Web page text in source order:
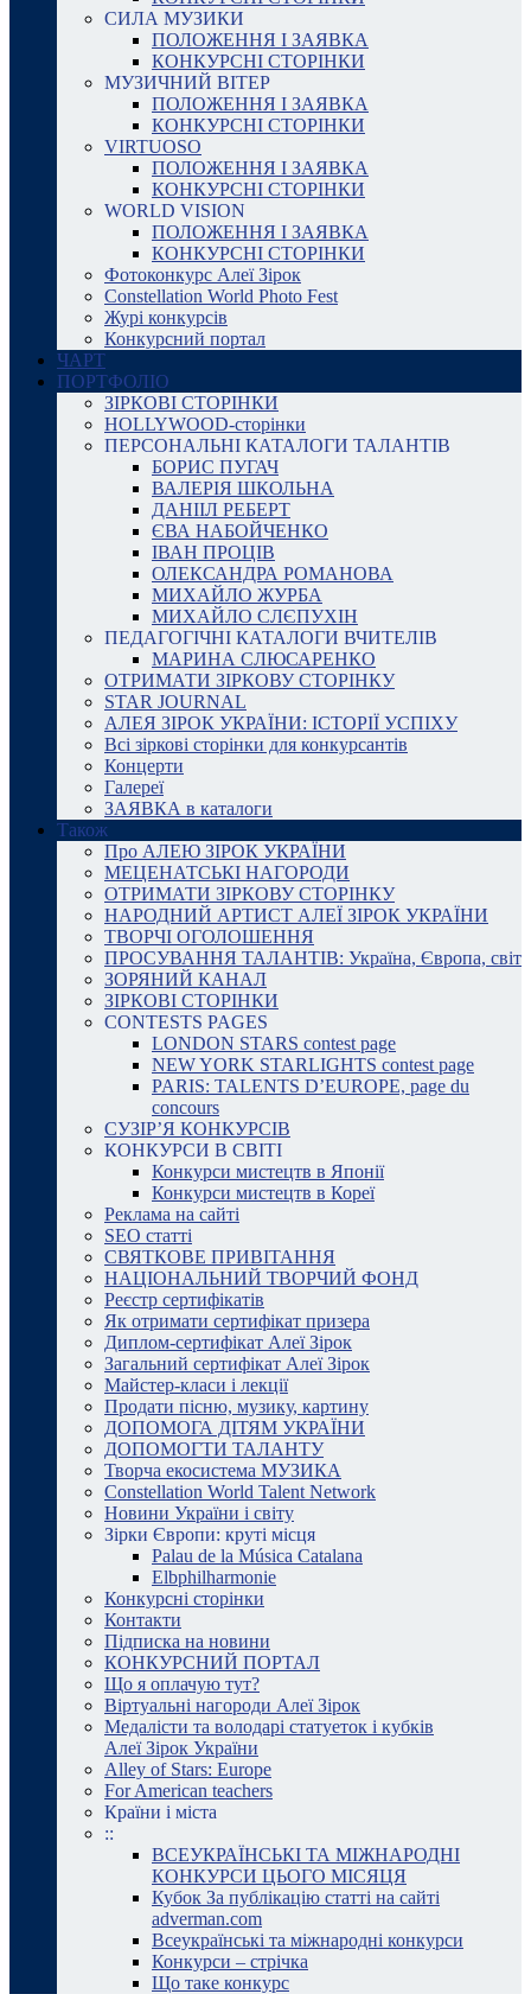
СИЛА МУЗИКИ
ПОЛОЖЕННЯ І ЗАЯВКА
КОНКУРСНІ СТОРІНКИ
МУЗИЧНИЙ ВІТЕР
ПОЛОЖЕННЯ І ЗАЯВКА
КОНКУРСНІ СТОРІНКИ
VIRTUOSO
ПОЛОЖЕННЯ І ЗАЯВКА
КОНКУРСНІ СТОРІНКИ
WORLD VISION
ПОЛОЖЕННЯ І ЗАЯВКА
КОНКУРСНІ СТОРІНКИ
Фотоконкурс Алеї Зірок
Constellation World Photo Fest
Журі конкурсів
Конкурсний портал
ЧАРТ
ПОРТФОЛІО
ЗІРКОВІ СТОРІНКИ
HOLLYWOOD-сторінки
ПЕРСОНАЛЬНІ КАТАЛОГИ ТАЛАНТІВ
БОРИС ПУГАЧ
ВАЛЕРІЯ ШКОЛЬНА
ДАНІІЛ РЕБЕРТ
ЄВА НАБОЙЧЕНКО
ІВАН ПРОЦІВ
ОЛЕКСАНДРА РОМАНОВА
МИХАЙЛО ЖУРБА
МИХАЙЛО СЛЄПУХІН
ПЕДАГОГІЧНІ КАТАЛОГИ ВЧИТЕЛІВ
МАРИНА СЛЮСАРЕНКО
ОТРИМАТИ ЗІРКОВУ СТОРІНКУ
STAR JOURNAL
АЛЕЯ ЗІРОК УКРАЇНИ: ІСТОРІЇ УСПІХУ
Всі зіркові сторінки для конкурсантів
Концерти
Галереї
ЗАЯВКА в каталоги
Також
Про АЛЕЮ ЗІРОК УКРАЇНИ
МЕЦЕНАТСЬКІ НАГОРОДИ
ОТРИМАТИ ЗІРКОВУ СТОРІНКУ
НАРОДНИЙ АРТИСТ АЛЕЇ ЗІРОК УКРАЇНИ
ТВОРЧІ ОГОЛОШЕННЯ
ПРОСУВАННЯ ТАЛАНТІВ: Україна, Європа, світ
ЗОРЯНИЙ КАНАЛ
ЗІРКОВІ СТОРІНКИ
CONTESTS PAGES
LONDON STARS contest page
NEW YORK STARLIGHTS contest page
PARIS: TALENTS D’EUROPE, page du
concours
СУЗІР’Я КОНКУРСІВ
КОНКУРСИ В СВІТІ
Конкурси мистецтв в Японії
Конкурси мистецтв в Кореї
Реклама на сайті
SEO статті
СВЯТКОВЕ ПРИВІТАННЯ
НАЦІОНАЛЬНИЙ ТВОРЧИЙ ФОНД
Реєстр сертифікатів
Як отримати сертифікат призера
Диплом-сертифікат Алеї Зірок
Загальний сертифікат Алеї Зірок
Майстер-класи і лекції
Продати пісню, музику, картину
ДОПОМОГА ДІТЯМ УКРАЇНИ
ДОПОМОГТИ ТАЛАНТУ
Творча екосистема МУЗИКА
Constellation World Talent Network
Новини України і світу
Зірки Європи: круті місця
Palau de la Música Catalana
Elbphilharmonie
Конкурсні сторінки
Контакти
Підписка на новини
КОНКУРСНИЙ ПОРТАЛ
Що я оплачую тут?
Віртуальні нагороди Алеї Зірок
Медалісти та володарі статуеток і кубків
Алеї Зірок України
Alley of Stars: Europe
For American teachers
Країни і міста
::
ВСЕУКРАЇНСЬКІ ТА МІЖНАРОДНІ
КОНКУРСИ ЦЬОГО МІСЯЦЯ
Кубок За публікацію статті на сайті
adverman.com
Всеукраїнські та міжнародні конкурси
Конкурси – стрічка
Що таке конкурс